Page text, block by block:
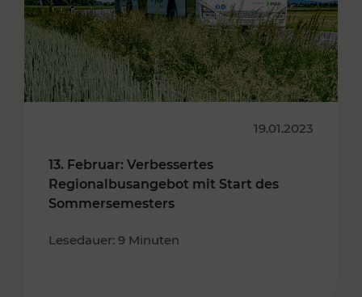
19.01.2023
13. Februar: Verbessertes
Regionalbusangebot mit Start des
Sommersemesters
Lesedauer: 9 Minuten